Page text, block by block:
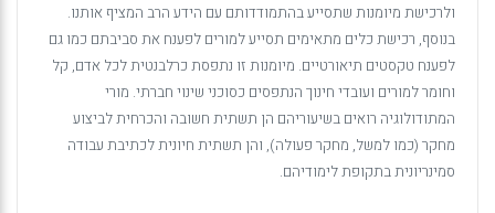
ולרכישת מיומנות שתסייע בהתמודדותם עם הידע הרב המציף אותנו.
בנוסף, רכישת כלים מתאימים תסייע למורים לפענח את סביבתם כמו גם
לפענח טקסטים תיאורטיים. מיומנות זו נתפסת כרלבנטית לכל אדם, קל
וחומר למורים ועובדי חינוך הנתפסים כסוכני שינוי חברתי. מורי
המתודולוגיה רואים בשיעוריהם הן תשתית חשובה והכרחית לביצוע
מחקר (כמו למשל, מחקר פעולה), והן תשתית חיונית לכתיבת עבודה
סמינריונית בתקופת לימודיהם.